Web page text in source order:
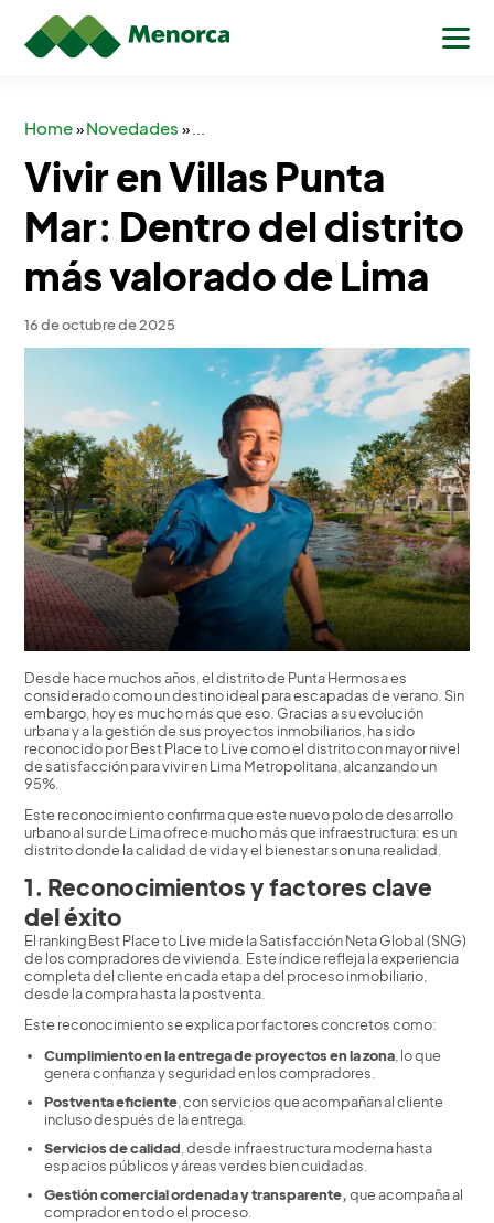
Home»Novedades»
Vivir en Villas Punta
Mar: Dentro del distrito
más valorado de Lima
16 de octubre de 2025
Desde hace muchos años, el distrito de Punta Hermosa es
considerado como un destino ideal para escapadas de verano. Sin
embargo, hoy es mucho más que eso. Gracias a su evolución
urbana y a la gestión de sus proyectos inmobiliarios, ha sido
reconocido por Best Place to Live como el distrito con mayor nivel
de satisfacción para vivir en Lima Metropolitana, alcanzando un
95%.
Este reconocimiento confirma que este nuevo polo de desarrollo
urbano al sur de Lima ofrece mucho más que infraestructura: es un
distrito donde la calidad de vida y el bienestar son una realidad.
1. Reconocimientos y factores clave
del éxito
El ranking Best Place to Live mide la Satisfacción Neta Global (SNG)
de los compradores de vivienda. Este índice refleja la experiencia
completa del cliente en cada etapa del proceso inmobiliario,
desde la compra hasta la postventa.
Este reconocimiento se explica por factores concretos como:
Cumplimiento en la entrega de proyectos en la zona , lo que
genera confianza y seguridad en los compradores.
Postventa eficiente , con servicios que acompañan al cliente
incluso después de la entrega.
Servicios de calidad , desde infraestructura moderna hasta
espacios públicos y áreas verdes bien cuidadas.
Gestión comercial ordenada y transparente,que acompaña al
comprador en todo el proceso.